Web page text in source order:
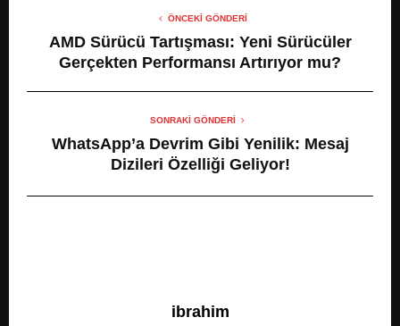
ÖNCEKI GÖNDERI
AMD Sürücü Tartışması: Yeni Sürücüler
Gerçekten Performansı Artırıyor mu?
SONRAKI GÖNDERI
WhatsApp’a Devrim Gibi Yenilik: Mesaj
Dizileri Özelliği Geliyor!
ibrahim